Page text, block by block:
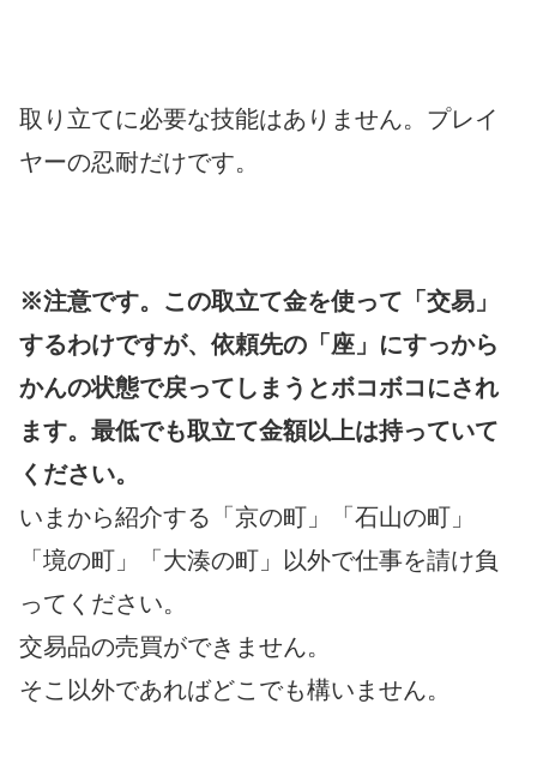
取り立てに必要な技能はありません。プレイ
ヤーの忍耐だけです。
※注意です。この取立て金を使って「交易」
するわけですが、依頼先の「座」にすっから
かんの状態で戻ってしまうとボコボコにされ
ます。最低でも取立て金額以上は持っていて
ください。
いまから紹介する「京の町」「石山の町」
「境の町」「大湊の町」以外で仕事を請け負
ってください。
交易品の売買ができません。
そこ以外であればどこでも構いません。